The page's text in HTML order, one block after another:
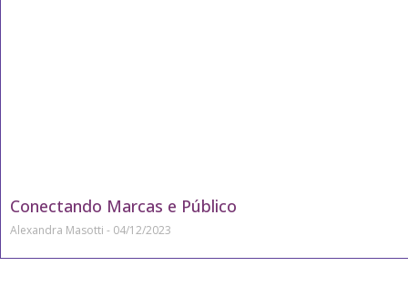
Conectando Marcas e Público
Alexandra Masotti 04/12/2023